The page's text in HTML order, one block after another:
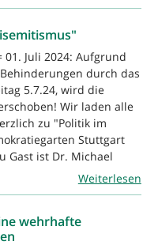
01. Juli 2024: Aufgrund
durch das
5.7.24, wird die
Wir laden alle
zu "Politik im
Stuttgart
Gast ist Dr. Michael
Weiterlesen
wehrhafte